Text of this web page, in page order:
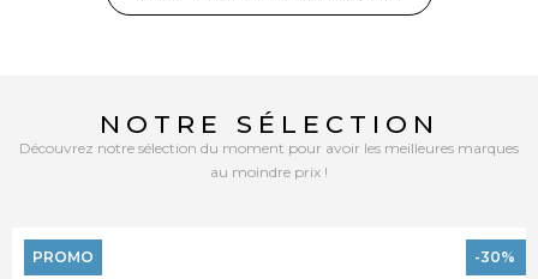
NOTRE SÉLECTION
Découvrez notre sélection du moment pour avoir les meilleures marques
au moindre prix !
PROMO -30%